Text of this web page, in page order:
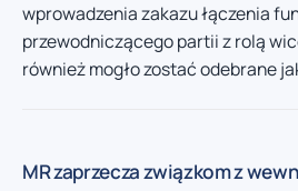
wprowadzenia zakazu łączenia
przewodniczącego partii z rolą
również mogło zostać odebrane
MR zaprzecza związkom z